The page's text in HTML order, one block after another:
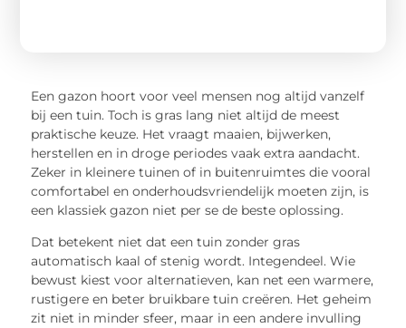
Een gazon hoort voor veel mensen nog altijd vanzelf
bij een tuin. Toch is gras lang niet altijd de meest
praktische keuze. Het vraagt maaien, bijwerken,
herstellen en in droge periodes vaak extra aandacht.
Zeker in kleinere tuinen of in buitenruimtes die vooral
comfortabel en onderhoudsvriendelijk moeten zijn, is
een klassiek gazon niet per se de beste oplossing.
Dat betekent niet dat een tuin zonder gras
automatisch kaal of stenig wordt. Integendeel. Wie
bewust kiest voor alternatieven, kan net een warmere,
rustigere en beter bruikbare tuin creëren. Het geheim
zit niet in minder sfeer, maar in een andere invulling